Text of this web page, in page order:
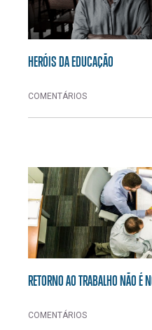
HERÓIS DA EDUCAÇÃO
COMENTÁRIOS
RETORNO AO TRABALHO NÃO
COMENTÁRIOS